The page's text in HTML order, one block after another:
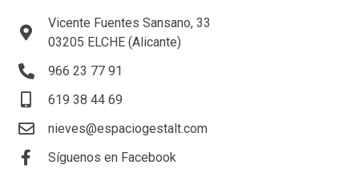
Vicente Fuentes Sansano, 33
03205 ELCHE (Alicante)
966 23 77 91
619 38 44 69
nieves@espaciogestalt.com
Síguenos en Facebook